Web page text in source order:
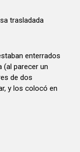
trasladada
enterrados
(al parecer un
de dos
y los colocó en